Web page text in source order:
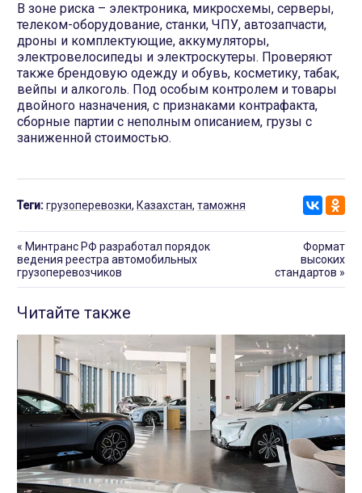
В зоне риска – электроника, микросхемы, серверы,
телеком-оборудование, станки, ЧПУ, автозапчасти,
дроны и комплектующие, аккумуляторы,
электровелосипеды и электроскутеры. Проверяют
также брендовую одежду и обувь, косметику, табак,
вейпы и алкоголь. Под особым контролем и товары
двойного назначения, с признаками контрафакта,
сборные партии с неполным описанием, грузы с
заниженной стоимостью.
Теги:грузоперевозки, Казахстан, таможня
« Минтранс РФ разработал порядок
ведения реестра автомобильных
грузоперевозчиков
Формат
высоких
стандартов »
Читайте также